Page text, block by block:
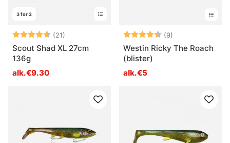
3 for 2
Arvio: (21)
4.7 5:sta tähdestä
Scout Shad XL 27cm
136g
alk.€9.30
Arvio: (9)
Westin Ricky The Roach
(blister)
alk.€5